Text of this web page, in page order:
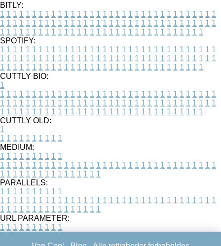
BITLY:
1 1 1 1 1 1 1 1 1 1 1 1 1 1 1 1 1 1 1 1 1 1 1 1 1 1 1 1 1 1 1 1 1 1
1 1 1 1 1 1 1 1 1 1 1 1 1 1 1 1 1 1 1 1 1 1 1 1 1 1 1 1 1 1 1 1 1 1
1 1 1 1 1 1 1 1 1 1 1 1 1 1 1 1 1 1 1 1 1 1 1 1 1 1 1 1 1 1 1 1
SPOTIFY:
1 1 1 1 1 1 1 1 1 1 1 1 1 1 1 1 1 1 1 1 1 1 1 1 1 1 1 1 1 1 1 1 1 1
1 1 1 1 1 1 1 1 1 1 1 1 1 1 1 1 1 1 1 1 1 1 1 1 1 1 1 1 1 1 1 1 1 1
1 1 1 1 1 1 1 1 1 1 1 1 1 1 1 1 1 1 1 1 1 1 1 1 1 1 1 1 1 1 1 1
CUTTLY BIO:
1
1 1 1 1 1 1 1 1 1 1 1 1 1 1 1 1 1 1 1 1 1 1 1 1 1 1 1 1 1 1 1 1 1 1
1 1 1 1 1 1 1 1 1 1 1 1 1 1 1 1 1 1 1 1 1 1 1 1 1 1 1 1 1 1 1 1 1 1
1 1 1 1 1 1 1 1 1 1 1 1 1 1 1 1 1 1 1 1 1 1 1 1 1 1 1 1 1 1 1 1
CUTTLY OLD:
1
1 1 1 1 1 1 1 1 1 1
MEDIUM:
1 1 1 1 1 1 1 1 1 1
1 1 1 1 1 1 1 1 1 1 1 1 1 1 1 1 1 1 1 1 1 1 1 1 1 1 1 1 1 1 1 1 1 1
1 1 1 1 1 1 1 1 1 1 1 1 1 1 1 1
PARALLELS:
1 1 1 1 1 1 1 1 1 1
1 1 1 1 1 1 1 1 1 1 1 1 1 1 1 1 1 1 1 1 1 1 1 1 1 1 1 1 1 1 1 1 1 1
1 1 1 1 1 1 1 1 1 1 1 1 1 1 1 1
URL PARAMETER:
1 1 1 1 1 1 1 1 1 1